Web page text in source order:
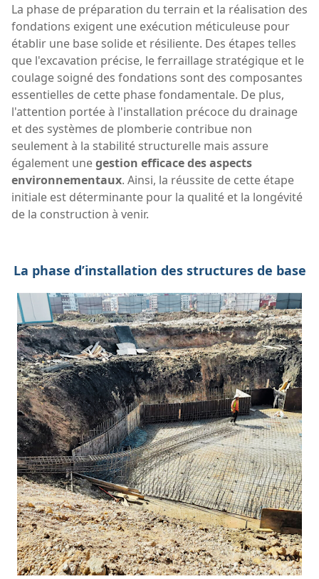
La phase de préparation du terrain et la réalisation des
fondations exigent une exécution méticuleuse pour
établir une base solide et résiliente. Des étapes telles
que l'excavation précise, le ferraillage stratégique et le
coulage soigné des fondations sont des composantes
essentielles de cette phase fondamentale. De plus,
l'attention portée à l'installation précoce du drainage
et des systèmes de plomberie contribue non
seulement à la stabilité structurelle mais assure
également unegestion efficace des aspects
environnementaux. Ainsi, la réussite de cette étape
initiale est déterminante pour la qualité et la longévité
de la construction à venir.
La phase d’installation des structures de base